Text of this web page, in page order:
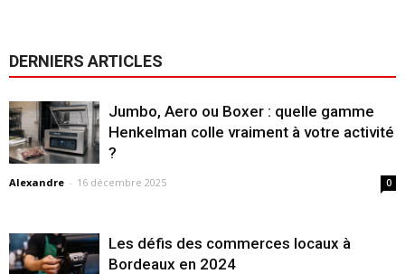
DERNIERS ARTICLES
Jumbo, Aero ou Boxer : quelle gamme
Henkelman colle vraiment à votre activité
?
Alexandre - 16 décembre 2025 0
Les défis des commerces locaux à
Bordeaux en 2024